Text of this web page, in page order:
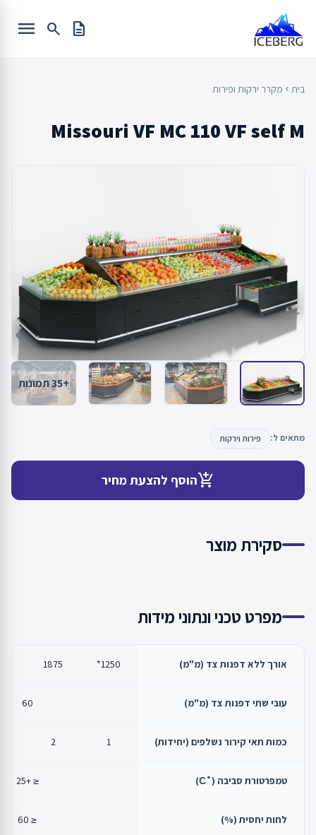
content
description
search
menu
בית chevron_left מקרר ירקות ופירות
Missouri VF MC 110 VF self M
+35 תמונות
מתאים ל: פירות וירקות
add_shopping_cartהוסף להצעת מחיר
סקירת מוצר
מפרט טכני ונתוני מידות
אורך ללא דפנות צד (מ"מ) 1250*
1875
עובי שתי דפנות צד (מ"מ) 60
כמות תאי קירור נשלפים (יחידות) 1
2
טמפרטורת סביבה (˚С) ≤ +25
לחות יחסית (%) ≤ 60